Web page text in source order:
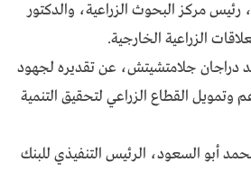
مركز البحوث الزراعية، والدكتور
الزراعية الخارجية.
دراجان جلامتشيتش، عن تقديره لجهود
وتمويل القطاع الزراعي لتحقيق التنمية
أبو السعود، الرئيس التنفيذي للبنك